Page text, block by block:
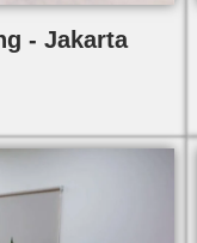
- Jakarta